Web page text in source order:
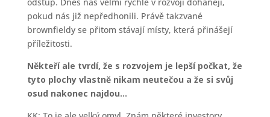
pokud nás již nepředhonili. Právě takzvané
brownfieldy se přitom stávají místy, která přinášejí
příležitosti.
Někteří ale tvrdí, že s rozvojem je lepší počkat, že
tyto plochy vlastně nikam neutečou a že si svůj
osud nakonec najdou…